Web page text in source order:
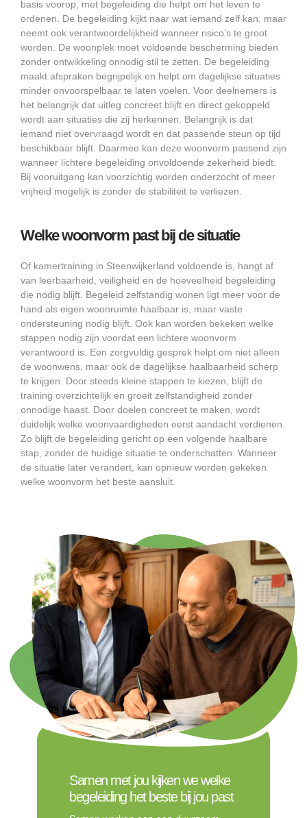
basis voorop, met begeleiding die helpt om het leven te
ordenen. De begeleiding kijkt naar wat iemand zelf kan, maar
neemt ook verantwoordelijkheid wanneer risico’s te groot
worden. De woonplek moet voldoende bescherming bieden
zonder ontwikkeling onnodig stil te zetten. De begeleiding
maakt afspraken begrijpelijk en helpt om dagelijkse situaties
minder onvoorspelbaar te laten voelen. Voor deelnemers is
het belangrijk dat uitleg concreet blijft en direct gekoppeld
wordt aan situaties die zij herkennen. Belangrijk is dat
iemand niet overvraagd wordt en dat passende steun op tijd
beschikbaar blijft. Daarmee kan deze woonvorm passend zijn
wanneer lichtere begeleiding onvoldoende zekerheid biedt.
Bij vooruitgang kan voorzichtig worden onderzocht of meer
vrijheid mogelijk is zonder de stabiliteit te verliezen.
Welke woonvorm past bij de situatie
Of kamertraining in Steenwijkerland voldoende is, hangt af
van leerbaarheid, veiligheid en de hoeveelheid begeleiding
die nodig blijft. Begeleid zelfstandig wonen ligt meer voor de
hand als eigen woonruimte haalbaar is, maar vaste
ondersteuning nodig blijft. Ook kan worden bekeken welke
stappen nodig zijn voordat een lichtere woonvorm
verantwoord is. Een zorgvuldig gesprek helpt om niet alleen
de woonwens, maar ook de dagelijkse haalbaarheid scherp
te krijgen. Door steeds kleine stappen te kiezen, blijft de
training overzichtelijk en groeit zelfstandigheid zonder
onnodige haast. Door doelen concreet te maken, wordt
duidelijk welke woonvaardigheden eerst aandacht verdienen.
Zo blijft de begeleiding gericht op een volgende haalbare
stap, zonder de huidige situatie te onderschatten. Wanneer
de situatie later verandert, kan opnieuw worden gekeken
welke woonvorm het beste aansluit.
Samen met jou kijken we welke
begeleiding het beste bij jou past